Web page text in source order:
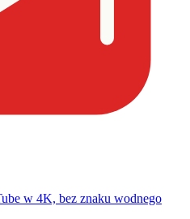
w 4K, bez znaku wodnego